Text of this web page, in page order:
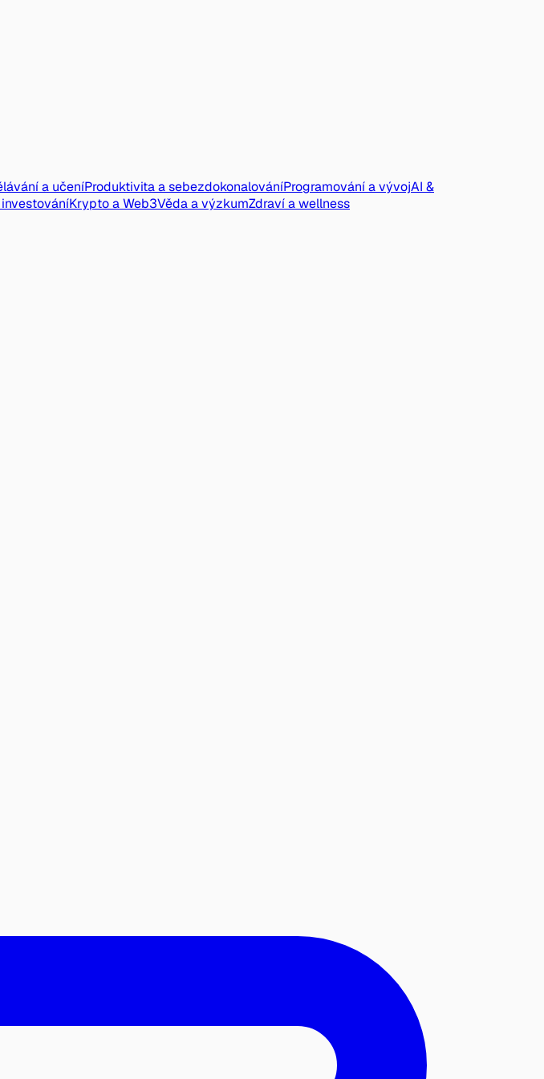
a učeníProduktivita a sebezdokonalováníProgramování a vývojAI &
Krypto a Web3Věda a výzkumZdraví a wellness